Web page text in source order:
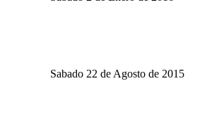
Sabado 22 de Agosto de 2015